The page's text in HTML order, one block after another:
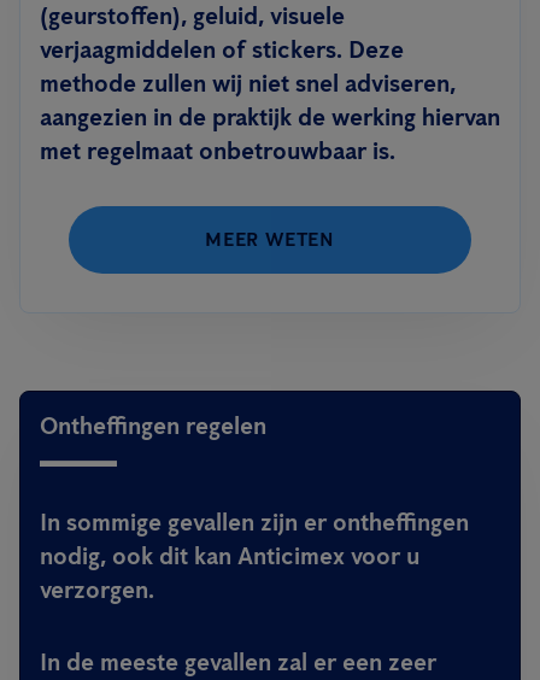
(geurstoffen), geluid, visuele
verjaagmiddelen of stickers. Deze
methode zullen wij niet snel adviseren,
aangezien in de praktijk de werking hiervan
met regelmaat onbetrouwbaar is.
MEER WETEN
Ontheffingen regelen
In sommige gevallen zijn er ontheffingen
nodig, ook dit kan Anticimex voor u
verzorgen.
In de meeste gevallen zal er een zeer